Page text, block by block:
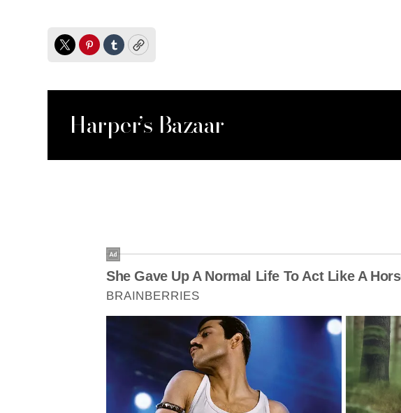
TwitterPinterest
TumblrCopy
Harper’s Bazaar